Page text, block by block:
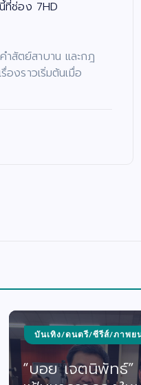
ที่ช่อง 7HD
สัตย์สาบาน และกฎ
งราวเริ่มต้นเมื่อ
บันเทิง/ดนตรี/ซีรีส์/ภาพย
“บอย เจตนิพัทธ์”